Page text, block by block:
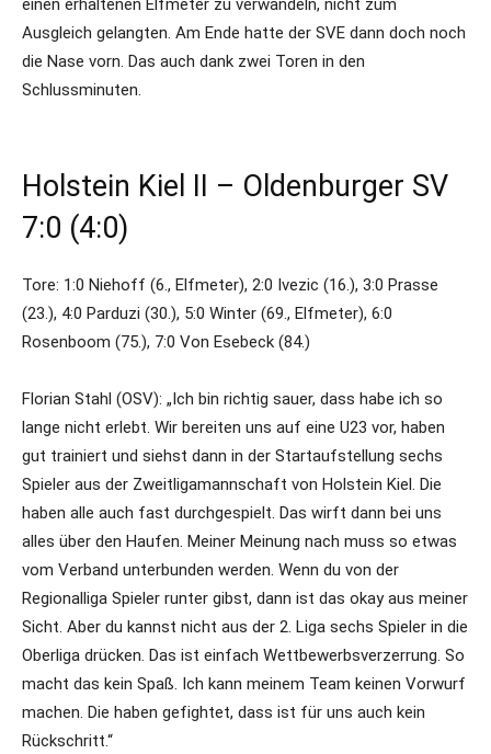
einen erhaltenen Elfmeter zu verwandeln, nicht zum
Ausgleich gelangten. Am Ende hatte der SVE dann doch noch
die Nase vorn. Das auch dank zwei Toren in den
Schlussminuten.
Holstein Kiel II – Oldenburger SV
7:0 (4:0)
Tore: 1:0 Niehoff (6., Elfmeter), 2:0 Ivezic (16.), 3:0 Prasse
(23.), 4:0 Parduzi (30.), 5:0 Winter (69., Elfmeter), 6:0
Rosenboom (75.), 7:0 Von Esebeck (84.)
Florian Stahl (OSV): „Ich bin richtig sauer, dass habe ich so
lange nicht erlebt. Wir bereiten uns auf eine U23 vor, haben
gut trainiert und siehst dann in der Startaufstellung sechs
Spieler aus der Zweitligamannschaft von Holstein Kiel. Die
haben alle auch fast durchgespielt. Das wirft dann bei uns
alles über den Haufen. Meiner Meinung nach muss so etwas
vom Verband unterbunden werden. Wenn du von der
Regionalliga Spieler runter gibst, dann ist das okay aus meiner
Sicht. Aber du kannst nicht aus der 2. Liga sechs Spieler in die
Oberliga drücken. Das ist einfach Wettbewerbsverzerrung. So
macht das kein Spaß. Ich kann meinem Team keinen Vorwurf
machen. Die haben gefightet, dass ist für uns auch kein
Rückschritt.“